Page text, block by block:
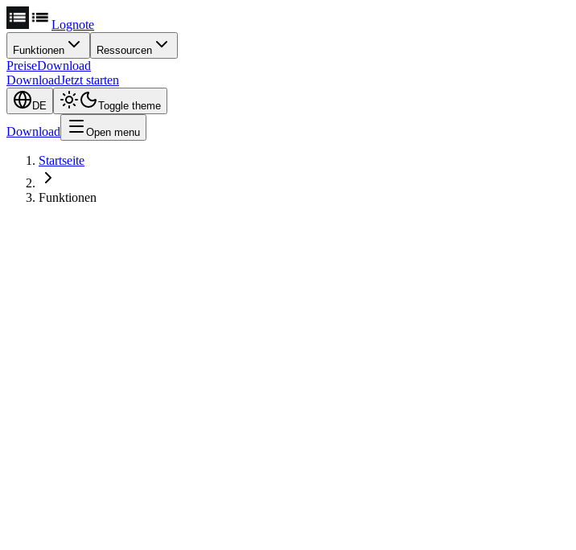
Lognote
Funktionen Ressourcen
PreiseDownload
DownloadJetzt starten
DE Toggle theme
Download Open menu
Startseite
Funktionen